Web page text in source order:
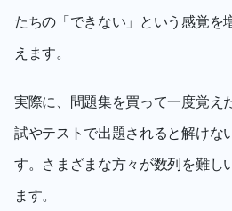
たちの「できない」という感覚を
えます。
実際に、問題集を買って一度覚え
試やテストで出題されると解けな
す。さまざまな方々が数列を難し
ます。